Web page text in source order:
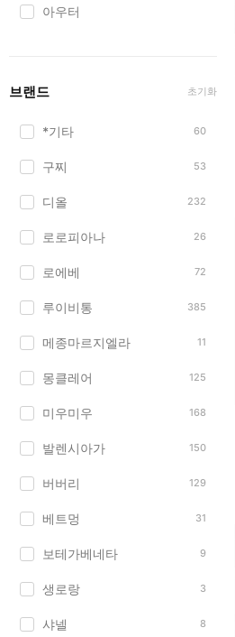
아우터
브랜드 초기화
*기타 60
구찌 53
디올 232
로로피아나 26
로에베 72
루이비통 385
메종마르지엘라 11
몽클레어 125
미우미우 168
발렌시아가 150
버버리 129
베트멍 31
보테가베네타 9
생로랑 3
샤넬 8